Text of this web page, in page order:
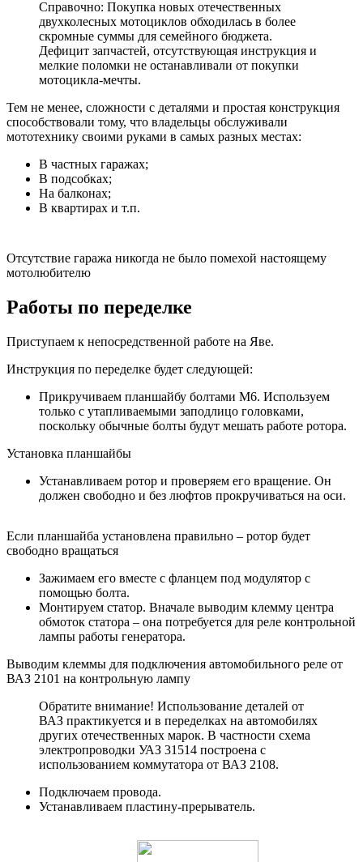
Справочно: Покупка новых отечественных
двухколесных мотоциклов обходилась в более
скромные суммы для семейного бюджета.
Дефицит запчастей, отсутствующая инструкция и
мелкие поломки не останавливали от покупки
мотоцикла-мечты.
Тем не менее, сложности с деталями и простая конструкция
способствовали тому, что владельцы обслуживали
мототехнику своими руками в самых разных местах:
В частных гаражах;
В подсобках;
На балконах;
В квартирах и т.п.
Отсутствие гаража никогда не было помехой настоящему
мотолюбителю
Работы по переделке
Приступаем к непосредственной работе на Яве.
Инструкция по переделке будет следующей:
Прикручиваем планшайбу болтами М6. Используем
только с утапливаемыми заподлицо головками,
поскольку обычные болты будут мешать работе ротора.
Установка планшайбы
Устанавливаем ротор и проверяем его вращение. Он
должен свободно и без люфтов прокручиваться на оси.
Если планшайба установлена правильно – ротор будет
свободно вращаться
Зажимаем его вместе с фланцем под модулятор с
помощью болта.
Монтируем статор. Вначале выводим клемму центра
обмоток статора – она потребуется для реле контрольной
лампы работы генератора.
Выводим клеммы для подключения автомобильного реле от
ВАЗ 2101 на контрольную лампу
Обратите внимание! Использование деталей от
ВАЗ практикуется и в переделках на автомобилях
других отечественных марок. В частности схема
электропроводки УАЗ 31514 построена с
использованием коммутатора от ВАЗ 2108.
Подключаем провода.
Устанавливаем пластину-прерыватель.